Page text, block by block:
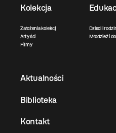
Kolekcja
Założenia kolekcji
Artyści
Filmy
Dzieci i
Młodzież i
Aktualności
Biblioteka
Kontakt